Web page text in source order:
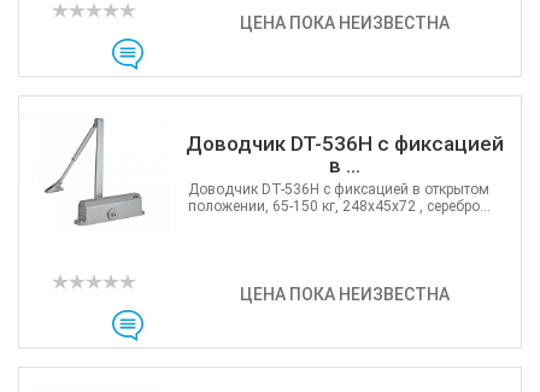
ЦЕНА ПОКА НЕИЗВЕСТНА
Доводчик DT-536H с фиксацией
в ...
ЦЕНА ПОКА НЕИЗВЕСТНА
Доводчик DT-536H с фиксацией в открытом
положении, 65-150 кг, 248x45x72 , серебро...